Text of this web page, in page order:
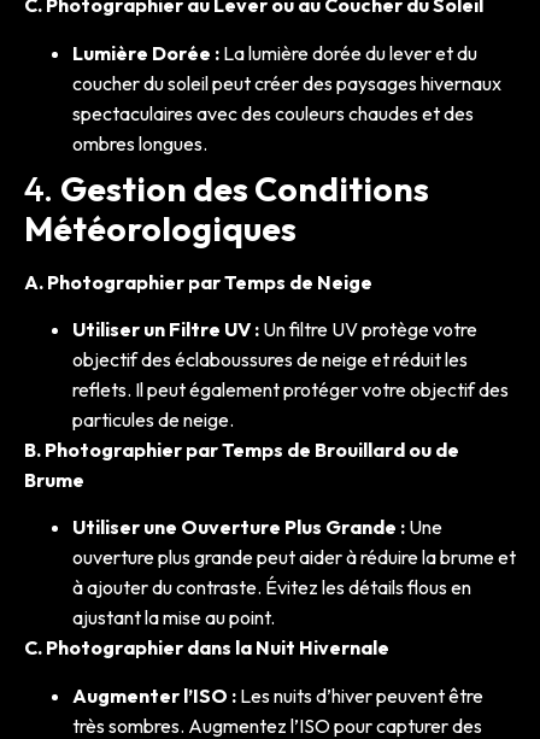
C. Photographier au Lever ou au Coucher du Soleil
Lumière Dorée : La lumière dorée du lever et du
coucher du soleil peut créer des paysages hivernaux
spectaculaires avec des couleurs chaudes et des
ombres longues.
4. Gestion des Conditions
Météorologiques
A. Photographier par Temps de Neige
Utiliser un Filtre UV : Un filtre UV protège votre
objectif des éclaboussures de neige et réduit les
reflets. Il peut également protéger votre objectif des
particules de neige.
B. Photographier par Temps de Brouillard ou de
Brume
Utiliser une Ouverture Plus Grande : Une
ouverture plus grande peut aider à réduire la brume et
à ajouter du contraste. Évitez les détails flous en
ajustant la mise au point.
C. Photographier dans la Nuit Hivernale
Augmenter l’ISO : Les nuits d’hiver peuvent être
très sombres. Augmentez l’ISO pour capturer des